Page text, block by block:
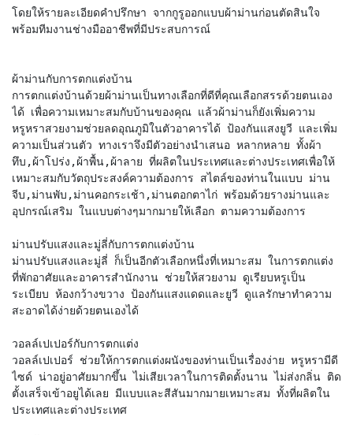
โดยให้รายละเอียดคำปรึกษา จากกูรูออกแบบผ้าม่านก่อนตัดสินใจ
พร้อมทีมงานช่างมืออาชีพที่มีประสบการณ์
ผ้าม่านกับการตกแต่งบ้าน
การตกแต่งบ้านด้วยผ้าม่านเป็นทางเลือกที่ดีที่คุณเลือกสรรด้วยตนเอง
ได้ เพื่อความเหมาะสมกับบ้านของคุณ แล้วผ้าม่านก็ยังเพิ่มความ
หรูหราสวยงามช่วยลดอุณภูมิในตัวอาคารได้ ป้องกันแสงยูวี และเพิ่ม
ความเป็นส่วนตัว ทางเราจึงมีตัวอย่างนำเสนอ หลากหลาย ทั้งผ้า
ทึบ,ผ้าโปร่ง,ผ้าพื้น,ผ้าลาย ที่ผลิตในประเทศและต่างประเทศเพื่อให้
เหมาะสมกับวัตถุประสงค์ความต้องการ สไตล์ของท่านในแบบ ม่าน
จีบ,ม่านพับ,ม่านคอกระเช้า,ม่านตอกตาไก่ พร้อมด้วยรางม่านและ
อุปกรณ์เสริม ในแบบต่างๆมากมายให้เลือก ตามความต้องการ
ม่านปรับแสงและมู่ลี่กับการตกแต่งบ้าน
ม่านปรับแสงและมู่ลี่ ก็เป็นอีกตัวเลือกหนึ่งที่เหมาะสม ในการตกแต่ง
ที่พักอาศัยและอาคารสำนักงาน ช่วยให้สวยงาม ดูเรียบหรูเป็น
ระเบียบ ห้องกว้างขวาง ป้องกันแสงแดดและยูวี ดูแลรักษาทำความ
สะอาดได้ง่ายด้วยตนเองได้
วอลล์เปเปอร์กับการตกแต่ง
วอลล์เปเปอร์ ช่วยให้การตกแต่งผนังของท่านเป็นเรื่องง่าย หรูหรามีดี
ไซด์ น่าอยู่อาศัยมากขึ้น ไม่เสียเวลาในการติดตั้งนาน ไม่ส่งกลิ่น ติด
ตั้งเสร็จเข้าอยูได้เลย มีแบบและสีสันมากมายเหมาะสม ทั้งที่ผลิตใน
ประเทศและต่างประเทศ